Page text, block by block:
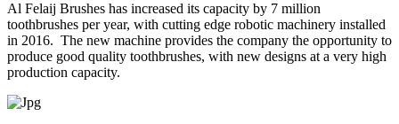
Al Felaij Brushes has increased its capacity by 7 million
toothbrushes per year, with cutting edge robotic machinery installed
in 2016. The new machine provides the company the opportunity to
produce good quality toothbrushes, with new designs at a very high
production capacity.